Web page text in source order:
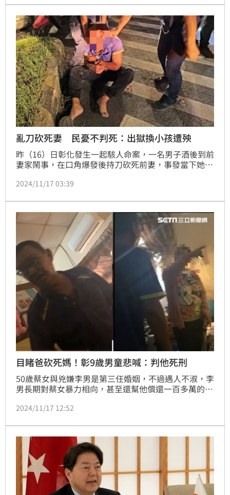
亂刀砍死妻 民憂不判死：出獄換小孩遭殃
昨（16）日彰化發生一起駭人命案，一名男子酒後到前
妻家鬧事，在口角爆發後持刀砍死前妻，事發當下她的
兒子驚魂未定，害怕地表示「爸爸常常打人，希望爸爸
手被判死機率低，出獄後恐怕會對孩子動手，紛紛喊話
應判死。
2024/11/17 03:39
目睹爸砍死媽！彰9歲男童悲喊：判他死刑
50歲蔡女與兇嫌李男是第三任婚姻，不過遇人不淑，李
男長期對蔡女暴力相向，甚至還幫他償還一百多萬的賭
砍蔡女的女兒，勇母為救女兒肉身擋刀傷重不治。據了
個年僅9歲的兒子，整夜驚惶未定，哭喊「要媽媽」，
「爸爸常常打人、要跟媽媽要錢，希望爸爸被判死
刑。」
2024/11/17 12:52